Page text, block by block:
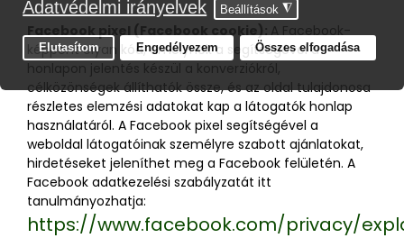
Facebook pixel (Facebook cookie): A Facebook-
képpont olyan kód, amelynek a segítségével a
honlapon jelentés készül a konverziókról,
célközönségek állíthatók össze, és az oldal tulajdonosa
részletes elemzési adatokat kap a látogatók honlap
használatáról. A Facebook pixel segítségével a
weboldal látogatóinak személyre szabott ajánlatokat,
hirdetéseket jeleníthet meg a Facebook felületén. A
Facebook adatkezelési szabályzatát itt
tanulmányozhatja:
https://www.facebook.com/privacy/